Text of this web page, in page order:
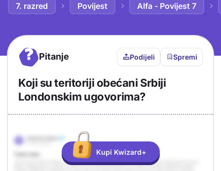
7. razred Povijest Alfa - Povijest 7
? Pitanje Podijeli Spremi
Koji su teritoriji obećani Srbiji
Londonskim ugovorima?
Odgovor
Objašnjenje
Kupi Kwizard+